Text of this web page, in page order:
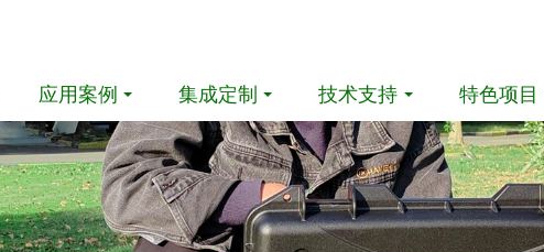
应用案例 集成定制 技术支持 特色项目